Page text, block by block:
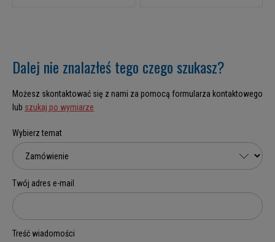
Dalej nie znalazłeś tego czego szukasz?
Możesz skontaktować się z nami za pomocą formularza kontaktowego
lub szukaj po wymiarze